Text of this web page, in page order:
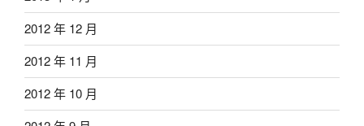
2012 年 12 月
2012 年 11 月
2012 年 10 月